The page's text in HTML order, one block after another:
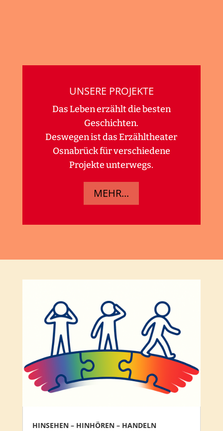
UNSERE PROJEKTE
Das Leben erzählt die besten
Geschichten.
Deswegen ist das Erzähltheater
Osnabrück für verschiedene
Projekte unterwegs.
MEHR...
HINSEHEN – HINHÖREN – HANDELN